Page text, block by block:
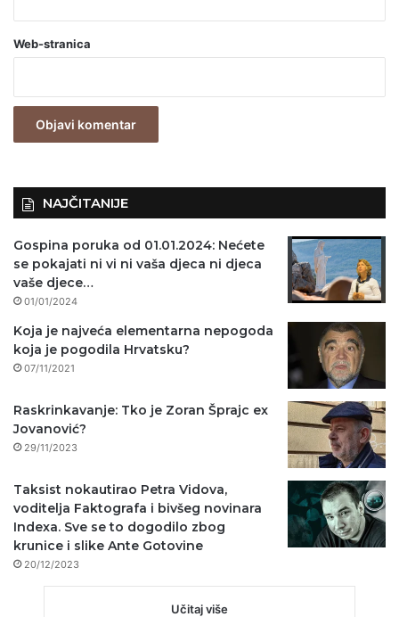
a
v
z
Web-stranica
NAJČITANIJE
Gospina poruka od 01.01.2024: Nećete
se pokajati ni vi ni vaša djeca ni djeca
vaše djece…
01/01/2024
Koja je najveća elementarna nepogoda
koja je pogodila Hrvatsku?
07/11/2021
Raskrinkavanje: Tko je Zoran Šprajc ex
Jovanović?
29/11/2023
Taksist nokautirao Petra Vidova,
voditelja Faktografa i bivšeg novinara
Indexa. Sve se to dogodilo zbog
krunice i slike Ante Gotovine
20/12/2023
Učitaj više